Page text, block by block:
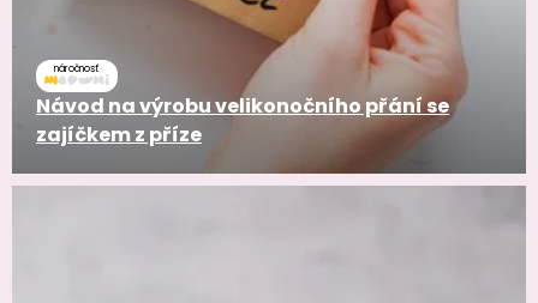
náročnosť
Návod na výrobu velikonočního přání se
zajíčkem z příze